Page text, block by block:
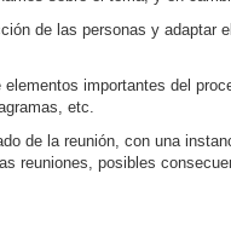
de las personas y adaptar
elementos importantes del
etc.
de la reunión, con una
reuniones, posibles